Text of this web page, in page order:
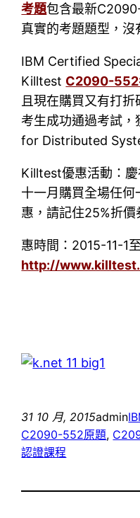
考題包含最新
真實的考題題型，沒
IBM Certified
Killtest C2090-552
且現在購買又有打
考生成功通過考試
for Distributed
Killtest優惠活動：
十一月購買全場任
惠，請記住25%折
惠時間：2015-11-1
http://
31 10 月, 2015admin
C2090-552原題,
認證課程